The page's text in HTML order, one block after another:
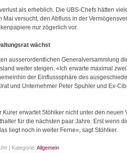
als erheblich. Die UBS-Chefs hätten
versucht, den Abfluss in der
nur zögerlich vor.
wächst
ausserordentlichen Generalversammlung
weiter steigen. «Ich erwarte maximal
der Einflusssphäre des
und Unternehmer Peter Spuhler und Ex-
Kurer erwartet Stöhlker nicht unter den
für die nächsten paar Jahre. Erst wenn
liegt noch in weiter Ferne», sagt Stöhlker.
| Kategorie: Allgemein